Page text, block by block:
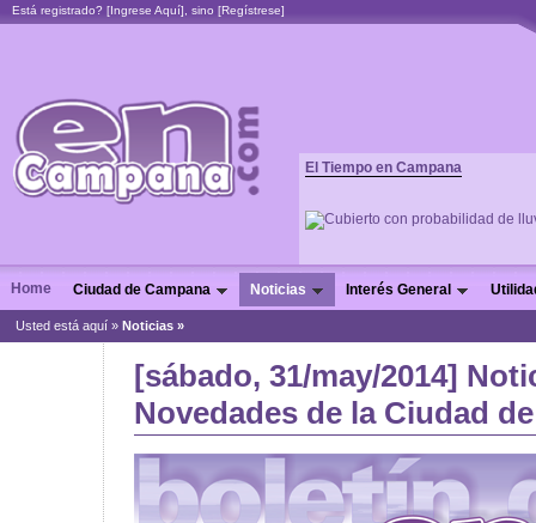
Está registrado? [Ingrese Aquí], sino [Regístrese]
El Tiempo en Campana
Home Ciudad de Campana Noticias Interés General
Usted está aquí » Noticias »
[sábado, 31/may/2014]
Novedades de la Ciudad